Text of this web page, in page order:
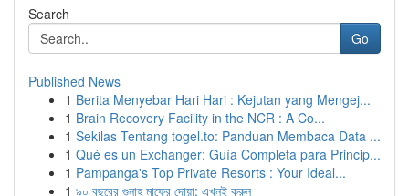
Search
Go
Published News
1 Berita Menyebar Hari Hari : Kejutan yang Mengej...
1 Brain Recovery Facility in the NCR : A Co...
1 Sekilas Tentang togel.to: Panduan Membaca Data ...
1 Qué es un Exchanger: Guía Completa para Princip...
1 Pampanga's Top Private Resorts : Your Ideal...
1 ৯০ বছরের গুনাহ মাফের দোয়া: এখনই করুন